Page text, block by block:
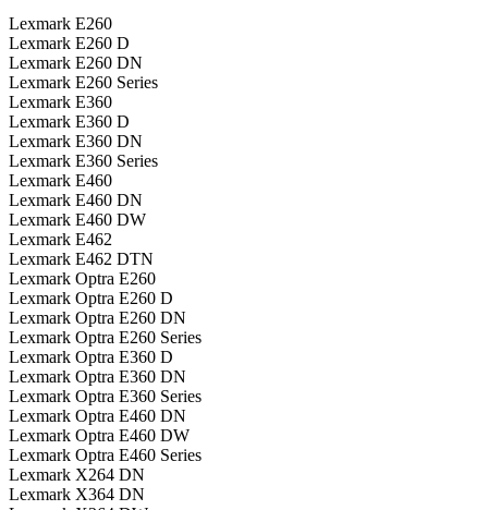
Lexmark E260
Lexmark E260 D
Lexmark E260 DN
Lexmark E260 Series
Lexmark E360
Lexmark E360 D
Lexmark E360 DN
Lexmark E360 Series
Lexmark E460
Lexmark E460 DN
Lexmark E460 DW
Lexmark E462
Lexmark E462 DTN
Lexmark Optra E260
Lexmark Optra E260 D
Lexmark Optra E260 DN
Lexmark Optra E260 Series
Lexmark Optra E360 D
Lexmark Optra E360 DN
Lexmark Optra E360 Series
Lexmark Optra E460 DN
Lexmark Optra E460 DW
Lexmark Optra E460 Series
Lexmark X264 DN
Lexmark X364 DN